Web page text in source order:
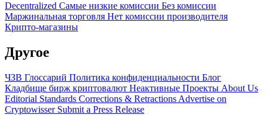
Decentralized Самые низкие комиссии Без комиссии
Маржинальная торговля Нет комиссии производителя
Крипто-магазины
Другое
ЧЗВ Глоссарий Политика конфиденциальности Блог
Кладбище бирж криптовалют Неактивные Проекты About Us
Editorial Standards Corrections & Retractions Advertise on
Cryptowisser Submit a Press Release